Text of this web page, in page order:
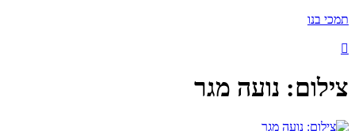
תמכי בנו
צילום: נועה מגר